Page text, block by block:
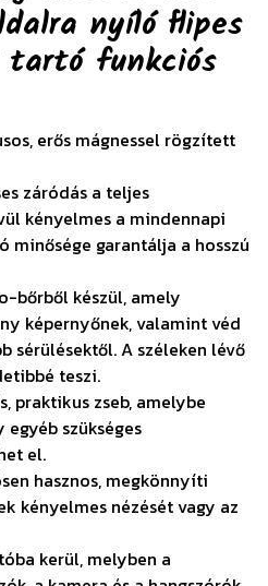
nyíló flipes
funkciós
erős mágnessel rögzített
záródás a teljes
kényelmes a mindennapi
minősége garantálja a hosszú
bőrből készül, amely
képernyőnek, valamint véd
sérülésektől. A széleken lévő
teszi.
praktikus zseb, amelybe
szükséges
el.
hasznos, megkönnyíti
kényelmes nézését vagy az
kerül, melyben a